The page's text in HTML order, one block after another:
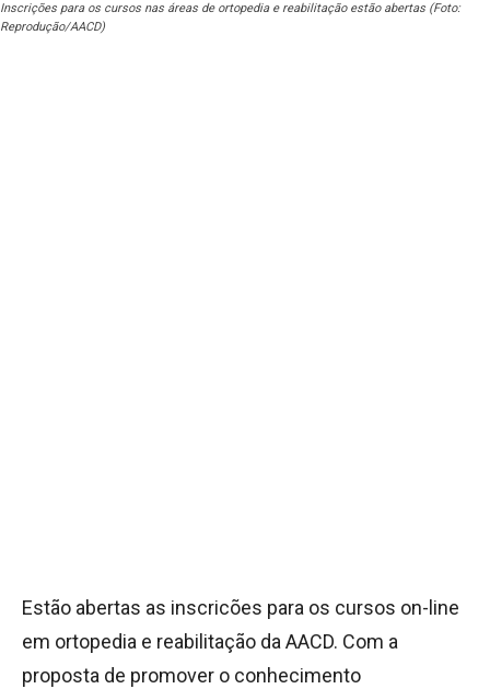
Inscrições para os cursos nas áreas de ortopedia e reabilitação estão abertas (Foto:
Reprodução/AACD)
Estão abertas as inscricões para os cursos on-line
em ortopedia e reabilitação da AACD. Com a
proposta de promover o conhecimento